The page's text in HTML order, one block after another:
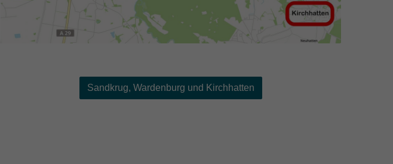
Sandkrug, Wardenburg und Kirchhatten